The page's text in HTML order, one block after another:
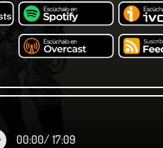
00:00/ 17:09